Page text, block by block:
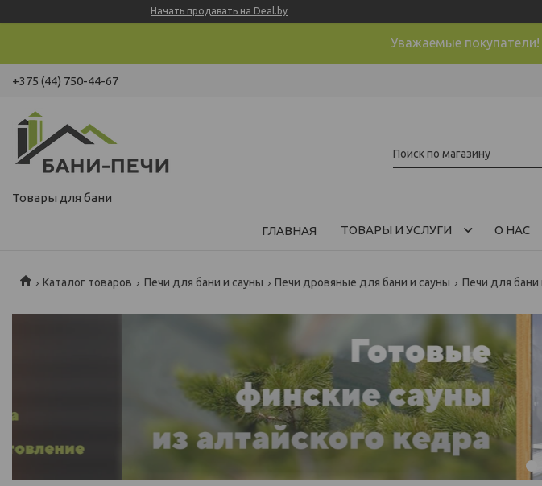
Начать продавать на Deal.by
Уважаемые
+375 (44) 750-44-67
Товары для бани
ГЛАВНАЯ ТОВАРЫ И УСЛУГИ О НАС
Каталог товаров Печи для бани и сауны Печи дровяные для бани и сауны Печи для бани